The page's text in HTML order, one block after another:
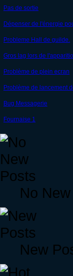
Pas de sortie
Dépenser de l'énergie
Probleme Hall de guilde.
Gros lag lors de
Problème de plein ecran
Problème de lancement
Bug Messagerie
Fournaise 1
No
New